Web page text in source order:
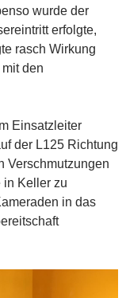
wurde der
erfolgte,
rasch Wirkung
den
Einsatzleiter
der L125 Richtung
Verschmutzungen
in Keller zu
in das